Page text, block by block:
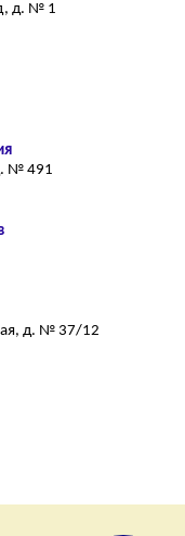
д. № 1
№ 491
д. № 37/12